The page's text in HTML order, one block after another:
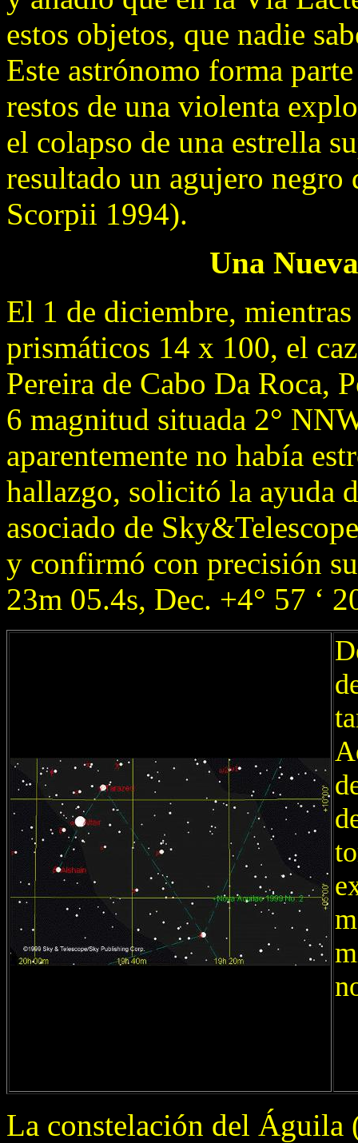
estos objetos, que nadie
Este astrónomo forma
restos de una violenta
el colapso de una estrella
resultado un agujero
Scorpii 1994).
Una
El 1 de diciembre,
prismáticos 14 x 100, el
Pereira de Cabo Da Roca,
6 magnitud situada 2°
aparentemente no había
hallazgo, solicitó la ayuda
asociado de
y confirmó con precisión
23m 05.4s, Dec. +4° 57 ‘
La constelación del Águila